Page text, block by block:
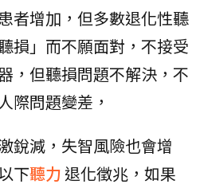
者增加，但多數退化性聽
損」而不願面對，不接受
，但聽損問題不解決，不
際問題變差，
銳減，失智風險也會增
下聽力 退化徵兆，如果